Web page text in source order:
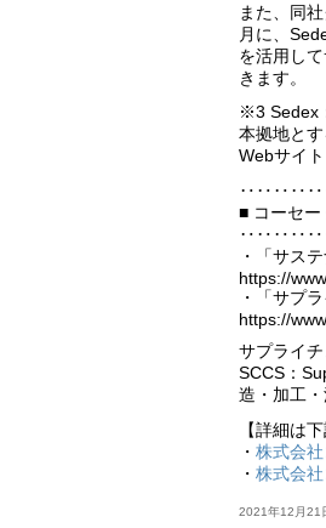
また、同
月に、
を活用し
きます。
※3 Sedex
本拠地と
Webサイ
■ コーセー
・「サス
https://
・「サプ
https://
サプライ
SCCS：
造・加工
【詳細は
・ 株式会
・ 株式会
2021年12月21